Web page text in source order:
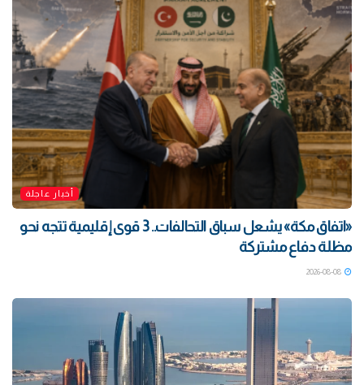
أخبار عاجلة
«اتفاق مكة» يشعل سباق التحالفات.. 3 قوى إقليمية تتجه نحو
مظلة دفاع مشتركة